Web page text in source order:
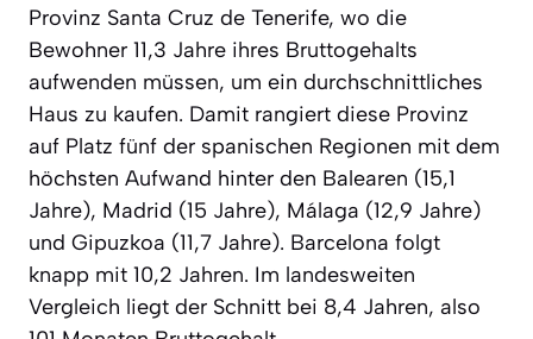
Provinz Santa Cruz de Tenerife, wo die
Bewohner 11,3 Jahre ihres Bruttogehalts
aufwenden müssen, um ein durchschnittliches
Haus zu kaufen. Damit rangiert diese Provinz
auf Platz fünf der spanischen Regionen mit dem
höchsten Aufwand hinter den Balearen (15,1
Jahre), Madrid (15 Jahre), Málaga (12,9 Jahre)
und Gipuzkoa (11,7 Jahre). Barcelona folgt
knapp mit 10,2 Jahren. Im landesweiten
Vergleich liegt der Schnitt bei 8,4 Jahren, also